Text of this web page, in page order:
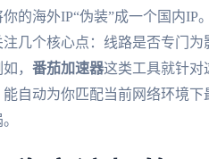
的海外IP“伪装”成一个国内IP
几个核心点：线路是否专门
， 番茄加速器这类工具就针对
自动为你匹配当前网络环境